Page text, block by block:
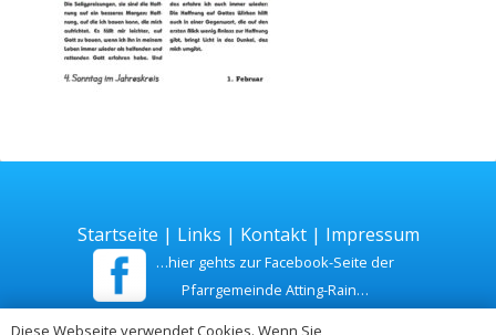
Startseite | Links | Kontakt| Impressum
…hier gehts zur Facebook-Seite der
Pfarrgemeinde Atting-Rain…
Diese Webseite verwendet Cookies. Wenn Sie